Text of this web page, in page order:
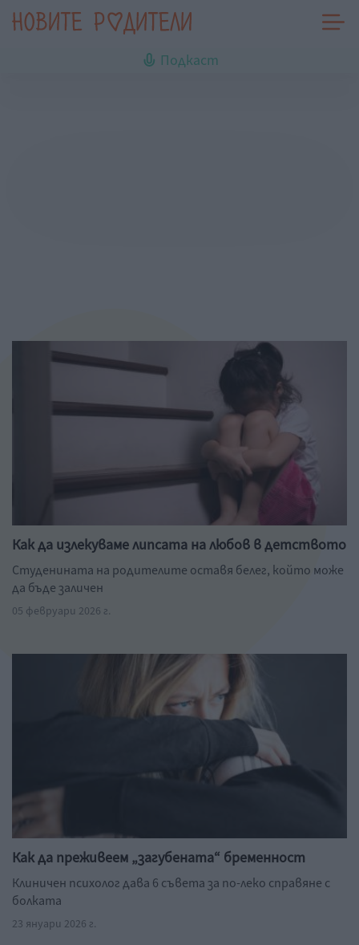
Подкаст
Как да излекуваме липсата на любов в детството
Студенината на родителите оставя белег, който може
да бъде заличен
05 февруари 2026 г.
Как да преживеем „загубената“ бременност
Клиничен психолог дава 6 съвета за по-леко справяне с
болката
23 януари 2026 г.